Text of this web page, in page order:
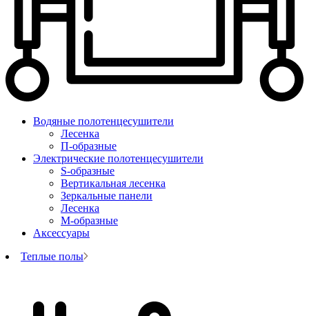
Водяные полотенцесушители
Лесенка
П-образные
Электрические полотенцесушители
S-образные
Вертикальная лесенка
Зеркальные панели
Лесенка
М-образные
Аксессуары
Теплые полы